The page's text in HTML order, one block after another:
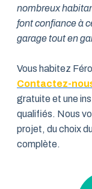
nombreux
font confiance à
garage tout en
Vous habitez
Contactez-
gratuite et une
qualifiés. Nous
projet, du choix
complète.